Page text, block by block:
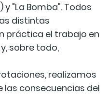
"La Bomba". Todos
distintas
práctica el trabajo en
sobre todo,
realizamos
las consecuencias del